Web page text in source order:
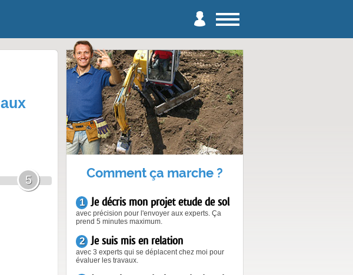
aux
5 Comment ça marche ?
1 Je décris mon projet etude de sol
avec précision pour l'envoyer aux experts. Ça
prend 5 minutes maximum.
2 Je suis mis en relation
avec 3 experts qui se déplacent chez moi pour
évaluer les travaux.